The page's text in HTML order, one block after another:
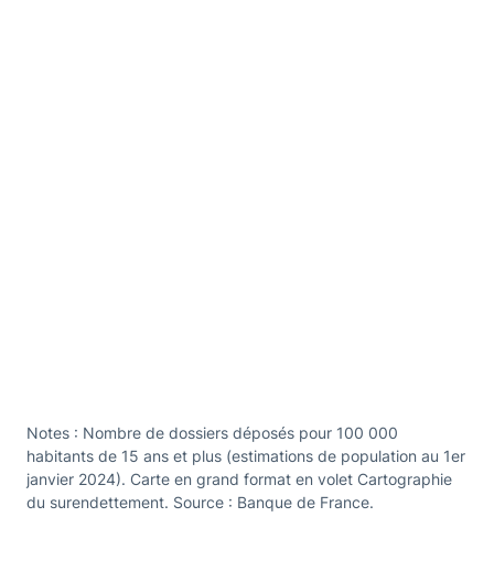
Notes : Nombre de dossiers déposés pour 100 000
habitants de 15 ans et plus (estimations de population au 1er
janvier 2024). Carte en grand format en volet Cartographie
du surendettement. Source : Banque de France.